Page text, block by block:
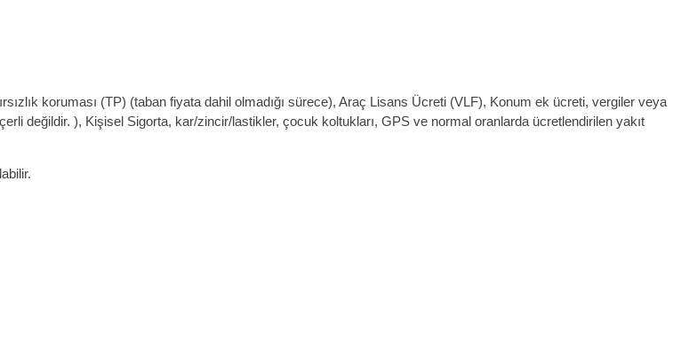
koruması (TP) (taban fiyata dahil olmadığı sürece), Araç Lisans Ücreti (VLF), Konum ek ücreti, vergiler veya
değildir. ), Kişisel Sigorta, kar/zincir/lastikler, çocuk koltukları, GPS ve normal oranlarda ücretlendirilen yakıt